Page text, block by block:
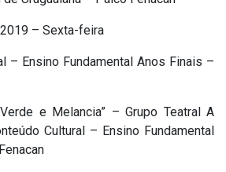
– Sexta-feira
– Ensino Fundamental Anos Finais –
e Melancia” – Grupo Teatral A
Cultural – Ensino Fundamental